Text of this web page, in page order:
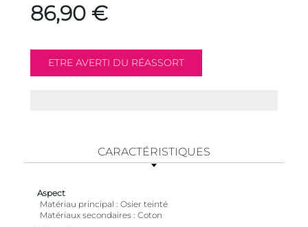
86,90 €
CARACTÉRISTIQUES
Aspect
Matériau principal
Osier teinté
Matériaux secondaires Coton